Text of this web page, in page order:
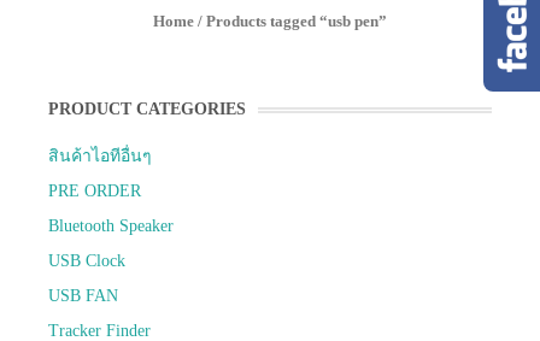
Home / Products tagged “usb pen”
PRODUCT CATEGORIES
สินค้าไอทีอื่นๆ
PRE ORDER
Bluetooth Speaker
USB Clock
USB FAN
Tracker Finder